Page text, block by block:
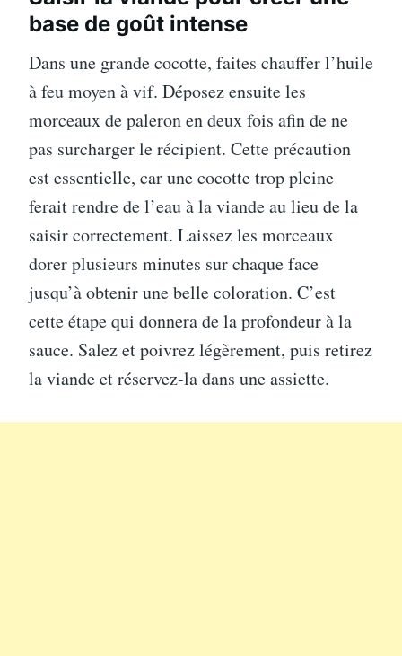
base de goût intense
Dans une grande cocotte, faites chauffer l’huile
à feu moyen à vif. Déposez ensuite les
morceaux de paleron en deux fois afin de ne
pas surcharger le récipient. Cette précaution
est essentielle, car une cocotte trop pleine
ferait rendre de l’eau à la viande au lieu de la
saisir correctement. Laissez les morceaux
dorer plusieurs minutes sur chaque face
jusqu’à obtenir une belle coloration. C’est
cette étape qui donnera de la profondeur à la
sauce. Salez et poivrez légèrement, puis retirez
la viande et réservez-la dans une assiette.